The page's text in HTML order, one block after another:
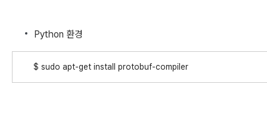
Python 환경
$ sudo apt-get install protobuf-compiler